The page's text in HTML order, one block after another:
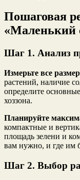
Пошаговая
«Маленький
Шаг 1. Анализ
Измерьте все
растений, наличие
определите
хоззона.
Планируйте
компактные и
площадь зелени и
вам нужно, и где им
Шаг 2. Выбор